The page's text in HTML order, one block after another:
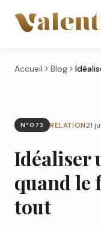
Accueil Blog
N°073 RELATION21
Idéaliser
quand le
tout